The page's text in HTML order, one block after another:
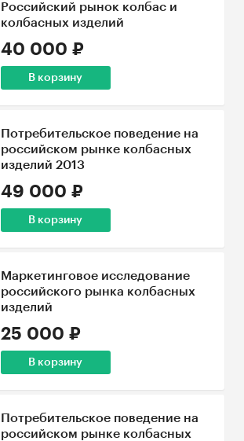
Российский рынок колбас и
колбасных изделий
40 000 ₽
В корзину
Потребительское поведение на
российском рынке колбасных
изделий 2013
49 000 ₽
В корзину
Маркетинговое исследование
российского рынка колбасных
изделий
25 000 ₽
В корзину
Потребительское поведение на
российском рынке колбасных